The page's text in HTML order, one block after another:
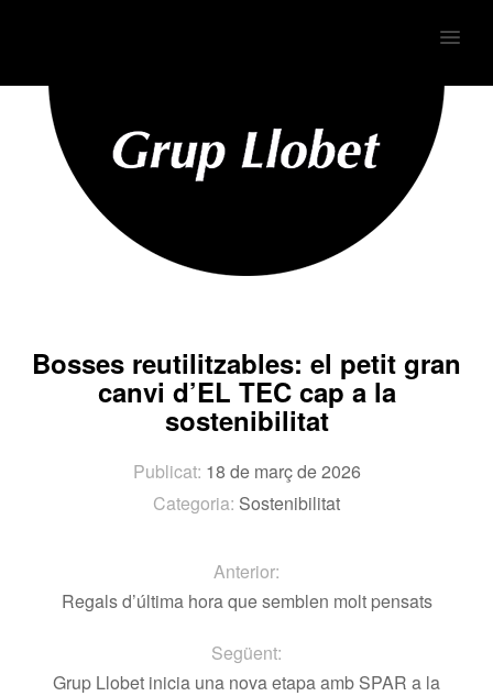
MENU
Bosses reutilitzables: el petit gran
canvi d’EL TEC cap a la
sostenibilitat
Publicat: 18 de març de 2026
Categoria: Sostenibilitat
Anterior:
Regals d’última hora que semblen molt pensats
Següent:
Grup Llobet inicia una nova etapa amb SPAR a la